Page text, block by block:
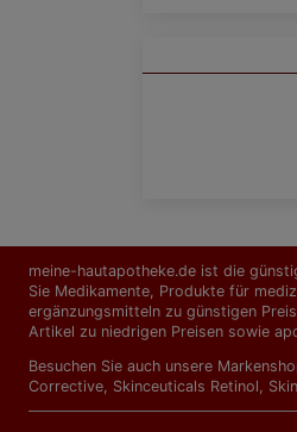
meine-hautapotheke.de ist die
Sie Medikamente, Produkte für
ergänzungs­mitteln zu günstigen
Artikel zu niedrigen Preisen sowie
Besuchen Sie auch unsere
Corrective, Skinceuticals Retinol,